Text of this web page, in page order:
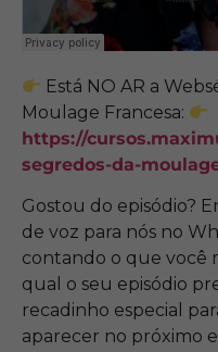
Está NO AR a
Moulage Francesa:
https://
segredos-da-
Gostou do episódio?
de voz para nós no
contando o que você
qual o seu episódio
recadinho especial
aparecer no próximo